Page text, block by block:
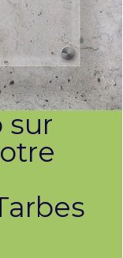
sur